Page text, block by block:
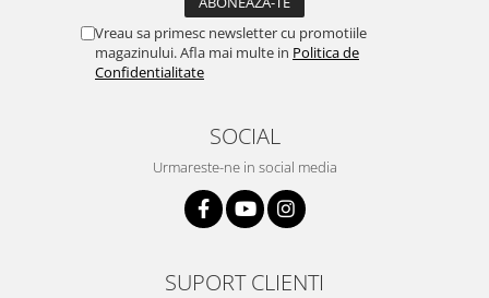
Vreau sa primesc newsletter cu promotiile
magazinului. Afla mai multe in Politica de
Confidentialitate
SOCIAL
Urmareste-ne in social media
SUPORT CLIENTI